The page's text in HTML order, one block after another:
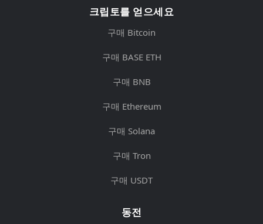
크립토를 얻으세요
구매 Bitcoin
구매 BASE ETH
구매 BNB
구매 Ethereum
구매 Solana
구매 Tron
구매 USDT
동전